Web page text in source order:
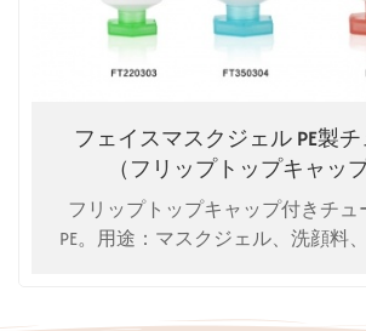
フェイスマスクジェル PE製
（フリップトップキャッ
フリップトップキャップ付きチュ
PE。用途：マスクジェル、洗顔料